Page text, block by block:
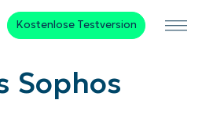
Kostenlose Testversion
Sophos